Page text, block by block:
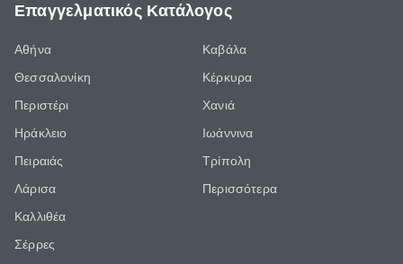
Επαγγελματικός Κατάλογος
Αθήνα
Θεσσαλονίκη
Περιστέρι
Ηράκλειο
Πειραιάς
Λάρισα
Καλλιθέα
Σέρρες
Καβάλα
Κέρκυρα
Χανιά
Ιωάννινα
Τρίπολη
Περισσότερα